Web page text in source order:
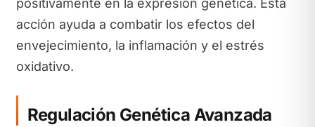
acción ayuda a combatir los efectos del
envejecimiento, la inflamación y el estrés
oxidativo.
Regulación Genética Avanzada